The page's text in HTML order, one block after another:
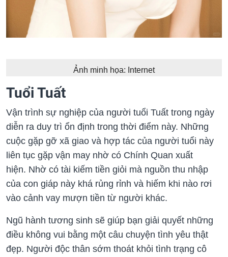
Ảnh minh họa: Internet
Tuổi Tuất
Vận trình sự nghiệp của người tuổi Tuất trong ngày
diễn ra duy trì ổn định trong thời điểm này. Những
cuộc gặp gỡ xã giao và hợp tác của người tuổi này
liên tục gặp vận may nhờ có Chính Quan xuất
hiện. Nhờ có tài kiếm tiền giỏi mà nguồn thu nhập
của con giáp này khá rủng rỉnh và hiếm khi nào rơi
vào cảnh vay mượn tiền từ người khác.
Ngũ hành tương sinh sẽ giúp bạn giải quyết những
điều không vui bằng một câu chuyện tình yêu thật
đẹp. Người độc thân sớm thoát khỏi tình trạng cô